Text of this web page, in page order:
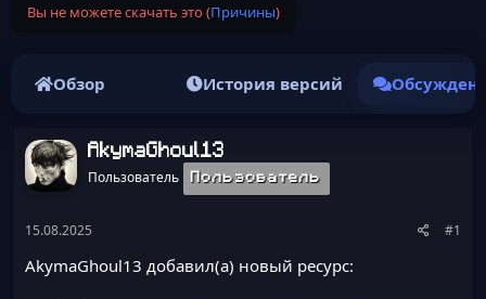
р
е
ы
н
ч
а
Вы не можете скачать это (Причины)
Обзор История версий
AkymaGhoul13
Пользователь Пользователь
15.08.2025 #1
AkymaGhoul13 добавил(а) новый ресурс: